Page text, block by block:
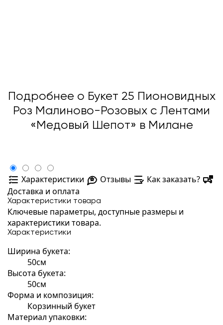
Подробнее о Букет 25 Пионовидных
Роз Малиново-Розовых с Лентами
«Медовый Шепот» в Милане
Характеристики Отзывы
Как заказать?
Доставка и оплата
Характеристики товара
Ключевые параметры, доступные размеры и
характеристики товара.
Характеристики
Ширина букета:
50см
Высота букета:
50см
Форма и композиция:
Корзинный букет
Материал упаковки: